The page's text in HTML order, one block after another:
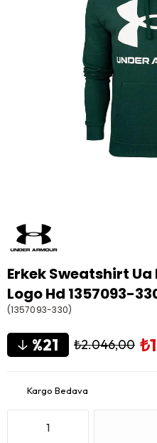
Erkek Sweatshirt Ua
Logo Hd 1357093-
(1357093-330)
21 ₺2.046,00
Kargo Bedava